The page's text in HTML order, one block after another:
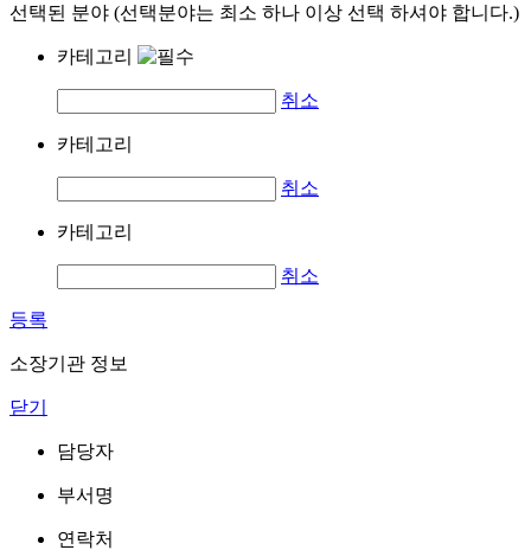
선택된 분야 (선택분야는 최소 하나 이상 선택 하셔야 합니다.)
카테고리
취소
카테고리
취소
카테고리
취소
등록
소장기관 정보
닫기
담당자
부서명
연락처